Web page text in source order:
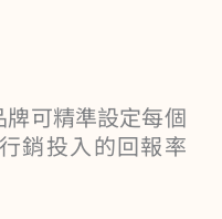
可精準設定每個
銷投入的回報率